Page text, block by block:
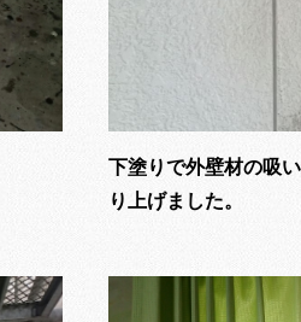
下塗りで外壁材の吸
り上げました。